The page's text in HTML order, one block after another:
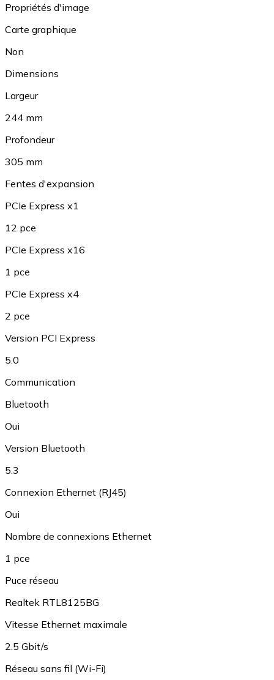
Propriétés d'image
Carte graphique
Non
Dimensions
Largeur
244 mm
Profondeur
305 mm
Fentes d'expansion
PCIe Express x1
12 pce
PCIe Express x16
1 pce
PCIe Express x4
2 pce
Version PCI Express
5.0
Communication
Bluetooth
Oui
Version Bluetooth
5.3
Connexion Ethernet (RJ45)
Oui
Nombre de connexions Ethernet
1 pce
Puce réseau
Realtek RTL8125BG
Vitesse Ethernet maximale
2.5 Gbit/s
Réseau sans fil (Wi-Fi)